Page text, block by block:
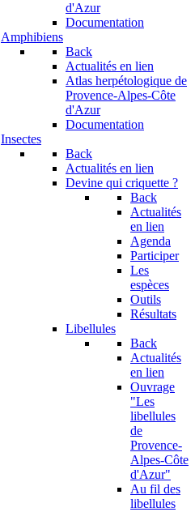
d'Azur
Documentation
Amphibiens
Back
Actualités en lien
Atlas herpétologique de
Provence-Alpes-Côte
d'Azur
Documentation
Insectes
Back
Actualités en lien
Devine qui criquette ?
Back
Actualités
en lien
Agenda
Participer
Les
espèces
Outils
Résultats
Libellules
Back
Actualités
en lien
Ouvrage
"Les
libellules
de
Provence-
Alpes-Côte
d'Azur"
Au fil des
libellules